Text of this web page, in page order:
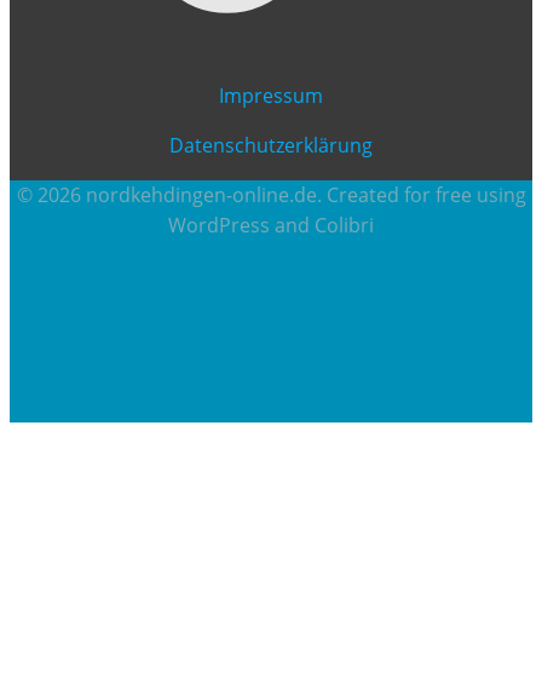
Impressum
Datenschutzerklärung
© 2026 nordkehdingen-online.de. Created for free using
WordPress and Colibri